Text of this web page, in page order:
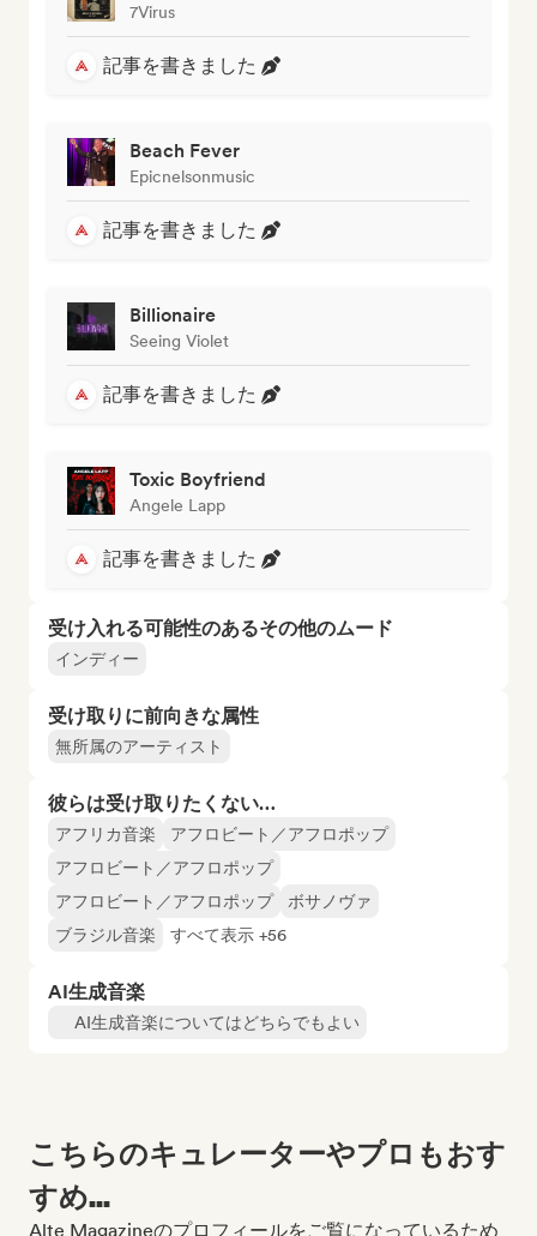
7Virus
記事を書きました
Beach Fever
Epicnelsonmusic
記事を書きました
Billionaire
Seeing Violet
記事を書きました
Toxic Boyfriend
Angele Lapp
記事を書きました
受け入れる可能性のあるその他のムード
インディー
受け取りに前向きな属性
無所属のアーティスト
彼らは受け取りたくない…
アフリカ音楽
アフロビート／アフロポップ
アフロビート／アフロポップ
アフロビート／アフロポップ
ボサノヴァ
ブラジル音楽
すべて表示 +56
AI生成音楽
AI生成音楽についてはどちらでもよい
こちらのキュレーターやプロもおす
すめ...
Alte Magazineのプロフィールをご覧になっているため